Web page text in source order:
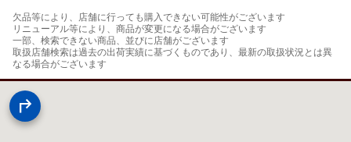
欠品等により、店舗に行っても購入できない可能性がございます
リニューアル等により、商品が変更になる場合がございます
一部、検索できない商品、並びに店舗がございます
取扱店舗検索は過去の出荷実績に基づくものであり、最新の取扱状況とは異
なる場合がございます